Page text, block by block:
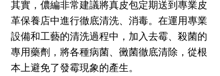
其實，儂編非常建議將真皮包定期送到專業皮
革保養店中進行徹底清洗、消毒。在運用專業
設備和工藝的清洗過程中，加入去霉、殺菌的
專用藥劑，將各種病菌、黴菌徹底清除，從根
本上避免了發霉現象的產生。